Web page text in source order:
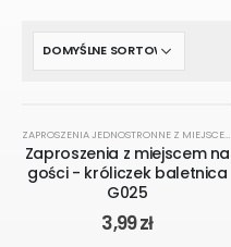
ZAPROSZENIA JEDNOSTRONNE Z MIEJSCEM NA GOŚCI
Zaproszenia z miejscem na
gości - króliczek baletnica
G025
3,99zł